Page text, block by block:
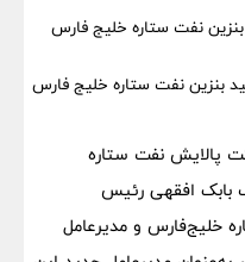
نفت ستاره خلیج فارس
پالایش نفت ستاره
بابک افقهی رئیس
خلیج‌فارس و مدیرعامل